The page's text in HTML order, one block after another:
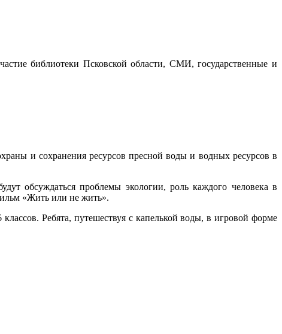
библиотеки Псковской области, СМИ, государственные и
и сохранения ресурсов пресной воды и водных ресурсов в
обсуждаться проблемы экологии, роль каждого человека в
«Жить или не жить».
Ребята, путешествуя с капелькой воды, в игровой форме